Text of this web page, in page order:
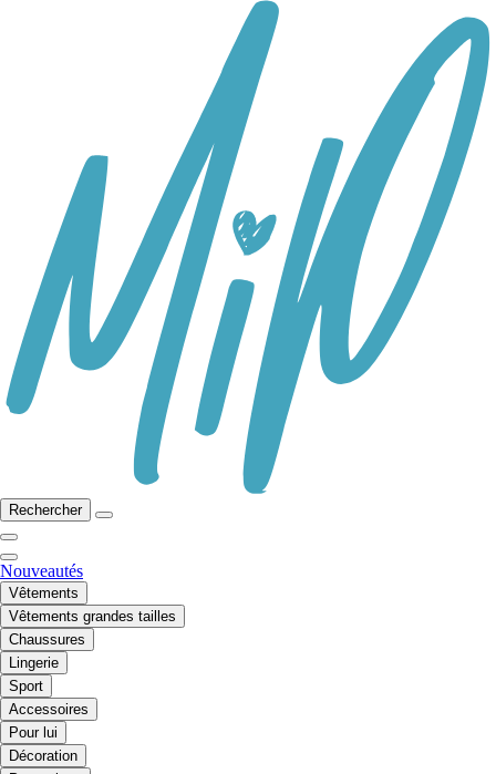
Rechercher
Nouveautés
Vêtements
Vêtements grandes tailles
Chaussures
Lingerie
Sport
Accessoires
Pour lui
Décoration